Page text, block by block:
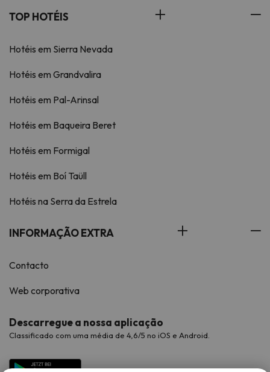
TOP HOTÉIS
Hotéis em Sierra Nevada
Hotéis em Grandvalira
Hotéis em Pal-Arinsal
Hotéis em Baqueira Beret
Hotéis em Formigal
Hotéis em Boí Taüll
Hotéis na Serra da Estrela
INFORMAÇÃO EXTRA
Contacto
Web corporativa
Descarregue a nossa aplicação
Classificado com uma média de 4,6/5 no iOS e Android.